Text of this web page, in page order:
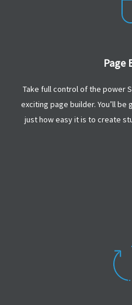
Page
Take full control of the power
exciting page builder. You’ll
just how easy it is to create